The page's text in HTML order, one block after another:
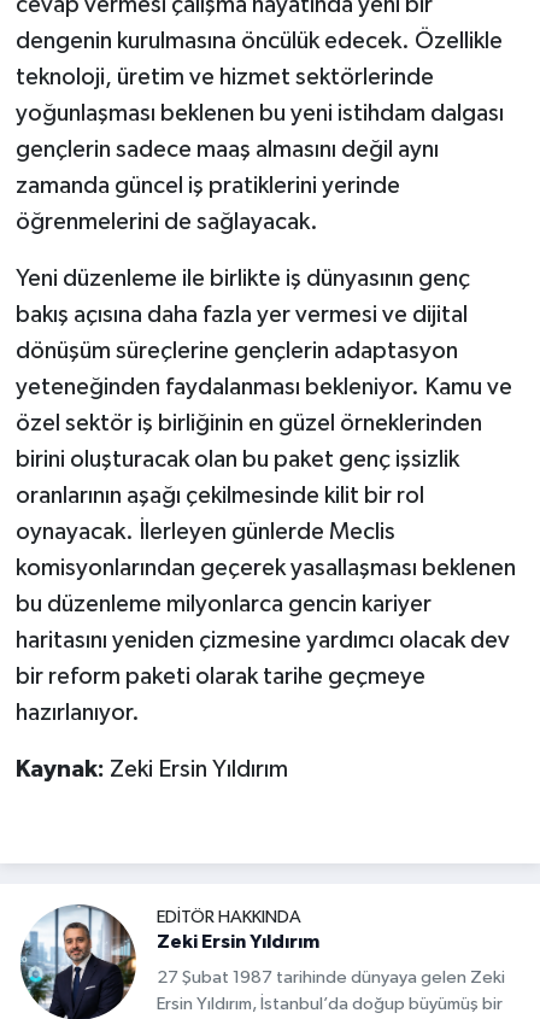
dengenin kurulmasına öncülük edecek. Özellikle
teknoloji, üretim ve hizmet sektörlerinde
yoğunlaşması beklenen bu yeni istihdam dalgası
gençlerin sadece maaş almasını değil aynı
zamanda güncel iş pratiklerini yerinde
öğrenmelerini de sağlayacak.
Yeni düzenleme ile birlikte iş dünyasının genç
bakış açısına daha fazla yer vermesi ve dijital
dönüşüm süreçlerine gençlerin adaptasyon
yeteneğinden faydalanması bekleniyor. Kamu ve
özel sektör iş birliğinin en güzel örneklerinden
birini oluşturacak olan bu paket genç işsizlik
oranlarının aşağı çekilmesinde kilit bir rol
oynayacak. İlerleyen günlerde Meclis
komisyonlarından geçerek yasallaşması beklenen
bu düzenleme milyonlarca gencin kariyer
haritasını yeniden çizmesine yardımcı olacak dev
bir reform paketi olarak tarihe geçmeye
hazırlanıyor.
Kaynak: Zeki Ersin Yıldırım
EDITÖR HAKKINDA
Zeki Ersin Yıldırım
27 Şubat 1987 tarihinde dünyaya gelen Zeki
Ersin Yıldırım, İstanbul’da doğup büyümüş bir